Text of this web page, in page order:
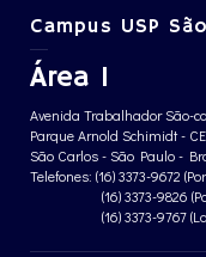
Campus USP
Área 1
Avenida Trabalhador São-
Parque Arnold Schimidt -
São Carlos - São Paulo -
Telefones: (16) 3373-9672
(16) 3373-9826
(16) 3373-9767